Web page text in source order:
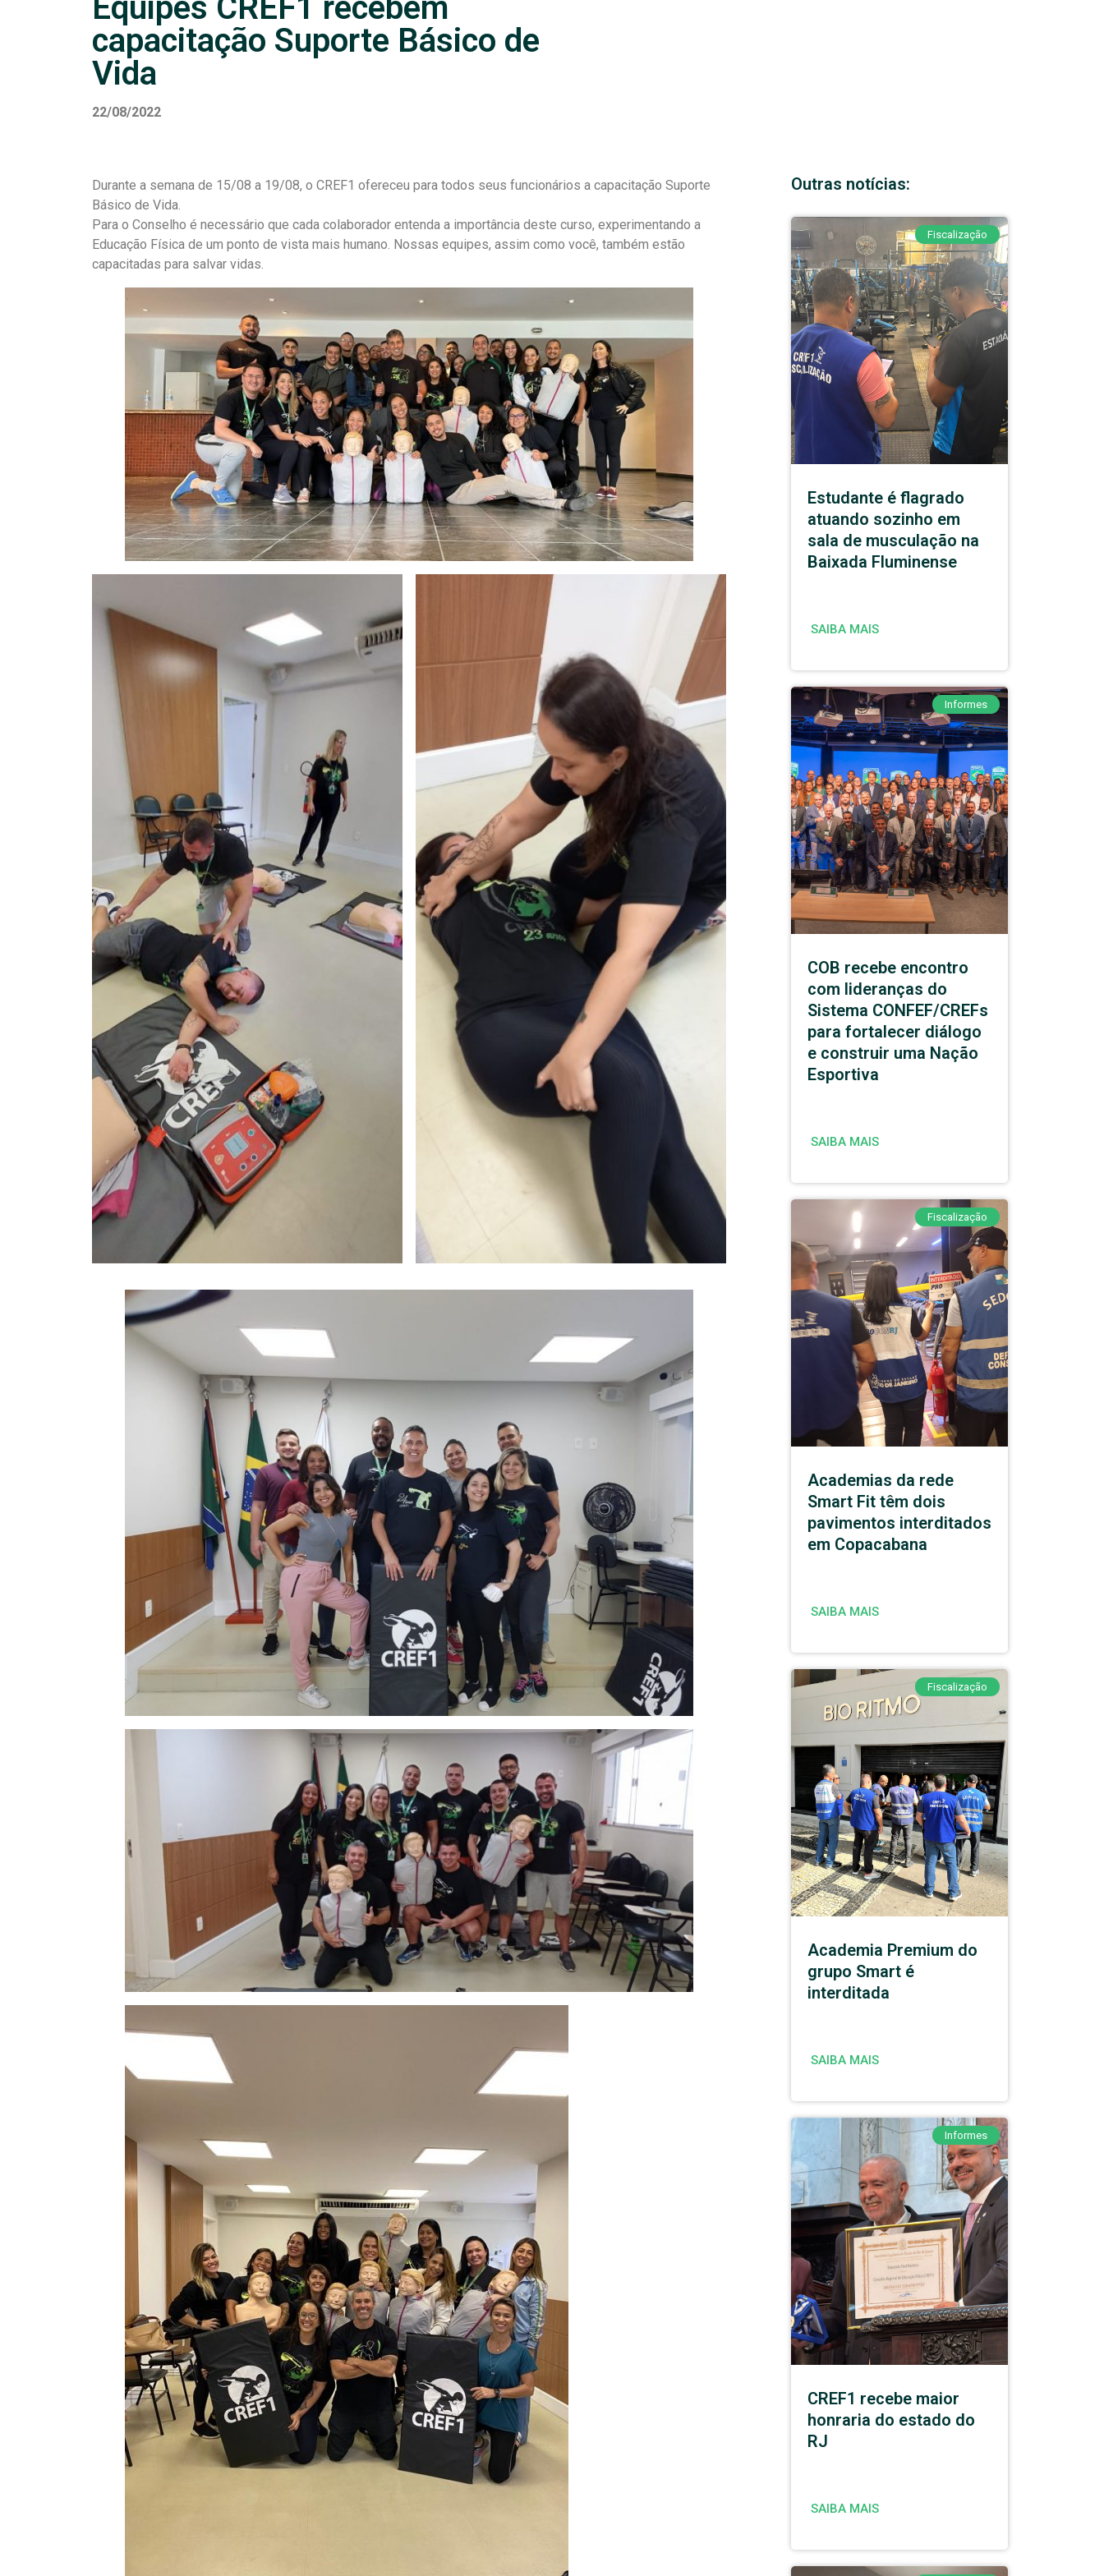
Equipes CREF1 recebem
capacitação Suporte Básico de
Vida
22/08/2022
Durante a semana de 15/08 a 19/08, o CREF1 ofereceu para todos seus funcionários a capacitação Suporte
Básico de Vida.
Para o Conselho é necessário que cada colaborador entenda a importância deste curso, experimentando a
Educação Física de um ponto de vista mais humano. Nossas equipes, assim como você, também estão
capacitadas para salvar vidas.
Outras notícias:
Fiscalização
Estudante é flagrado
atuando sozinho em
sala de musculação na
Baixada Fluminense
SAIBA MAIS
Informes
COB recebe encontro
com lideranças do
Sistema CONFEF/CREFs
para fortalecer diálogo
e construir uma Nação
Esportiva
SAIBA MAIS
Fiscalização
Academias da rede
Smart Fit têm dois
pavimentos interditados
em Copacabana
SAIBA MAIS
Fiscalização
Academia Premium do
grupo Smart é
interditada
SAIBA MAIS
Informes
CREF1 recebe maior
honraria do estado do
RJ
SAIBA MAIS